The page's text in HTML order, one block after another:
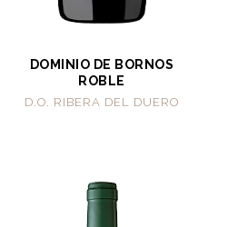
DOMINIO DE BORNOS
ROBLE
D.O. RIBERA DEL DUERO